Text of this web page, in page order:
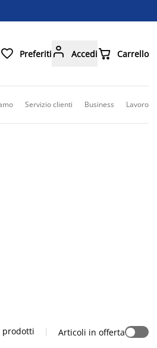
 Preferiti  Accedi Carrello
Servizio clienti Business Lavoro
prodotti | Articoli in offerta